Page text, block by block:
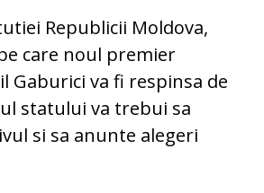
Republicii Moldova,
care noul premier
Gaburici va fi respinsa de
statului va trebui sa
si sa anunte alegeri